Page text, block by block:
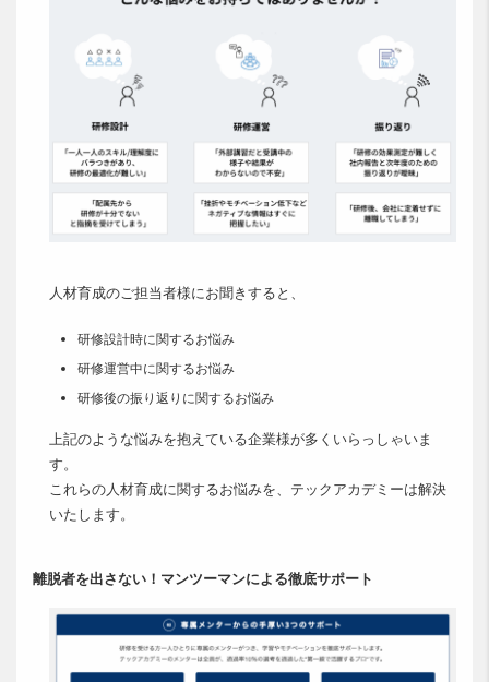
人材育成のご担当者様にお聞きすると、
研修設計時に関するお悩み
研修運営中に関するお悩み
研修後の振り返りに関するお悩み
上記のような悩みを抱えている企業様が多くいらっしゃいま
す。
これらの人材育成に関するお悩みを、テックアカデミーは解決
いたします。
離脱者を出さない！マンツーマンによる徹底サポート